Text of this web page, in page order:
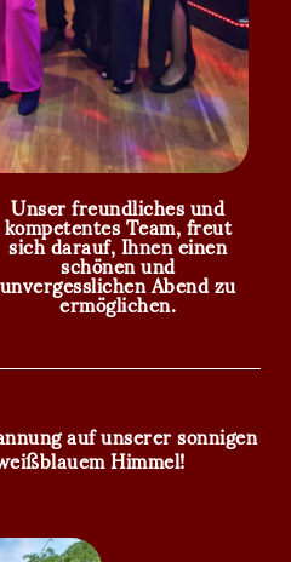
Unser freundliches und
kompetentes Team, freut
sich darauf, Ihnen einen
schönen und
unvergesslichen Abend zu
ermöglichen.
auf unserer sonnigen
Himmel!